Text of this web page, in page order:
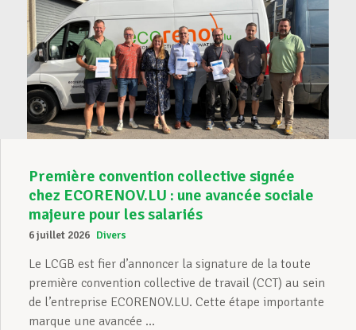
Première convention collective signée
chez ECORENOV.LU : une avancée sociale
majeure pour les salariés
6 juillet 2026 Divers
Le LCGB est fier d’annoncer la signature de la toute
première convention collective de travail (CCT) au sein
de l’entreprise ECORENOV.LU. Cette étape importante
marque une avancée ...